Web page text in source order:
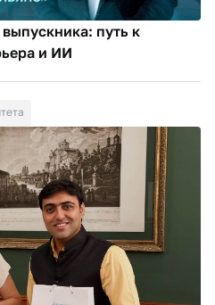
путь к
и ИИ